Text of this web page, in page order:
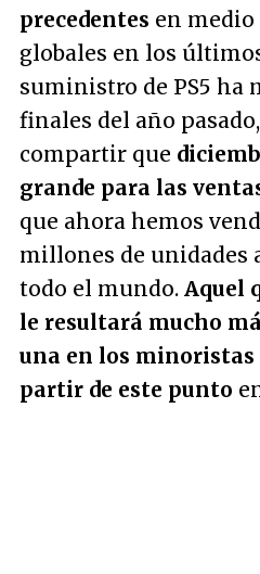
precedentes en medio
globales en los
suministro de PS5 ha
finales del año
compartir que
grande para las
que ahora hemos
millones de unidades
todo el mundo. Aquel
le resultará mucho
una en los minoristas
partir de este punto